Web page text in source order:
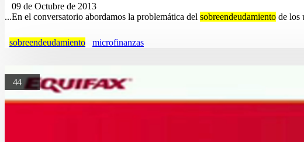
09 de Octubre de 2013
...En el conversatorio abordamos la problemática del sobreendeudamiento de los
sobreendeudamiento microfinanzas
44